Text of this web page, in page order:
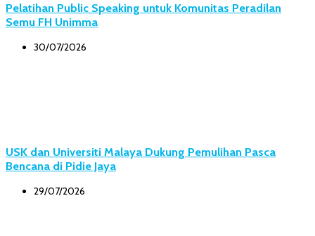
Pelatihan Public Speaking untuk Komunitas Peradilan
Semu FH Unimma
30/07/2026
USK dan Universiti Malaya Dukung Pemulihan Pasca
Bencana di Pidie Jaya
29/07/2026